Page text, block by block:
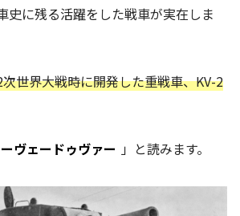
史に残る活躍をした戦車が実在しま
世界大戦時に開発した重戦車、KV-2
ヴェードゥヴァー 」と読みます。